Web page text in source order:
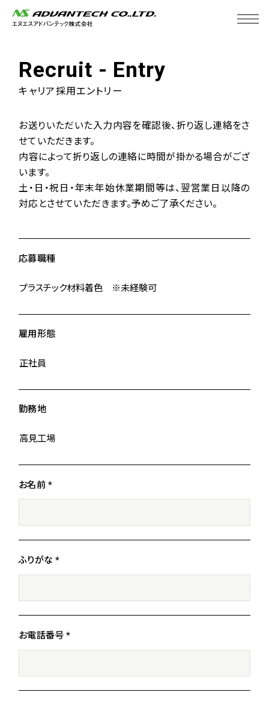
Recruit - Entry
キャリア採用エントリー
お送りいただいた入力内容を確認後、折り返し連絡をさ
せていただきます。
内容によって折り返しの連絡に時間が掛かる場合がござ
います。
土・日・祝日・年末年始休業期間等は、翌営業日以降の
対応とさせていただきます。予めご了承ください。
応募職種
雇用形態
勤務地
お名前 *
ふりがな *
お電話番号 *